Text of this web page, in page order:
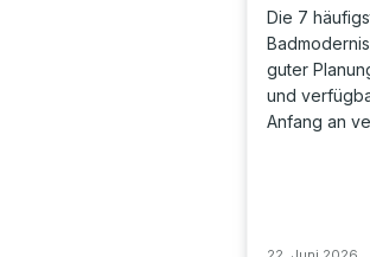
Die 7
guter
und
Anfang an